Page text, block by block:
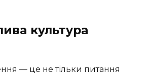
культура
— це не тільки питання